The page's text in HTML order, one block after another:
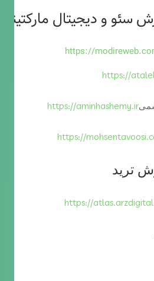
سئو و دیجیتال
https://
https://
https://aminhashemy.ir
https://
ترید
https://